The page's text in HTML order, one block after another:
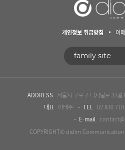
개인정보 취급방침 이
ADDRESS 서울시 구로구 디지털로 31
대표 이태주 TEL
E-mail
COPYRIGHT© didim